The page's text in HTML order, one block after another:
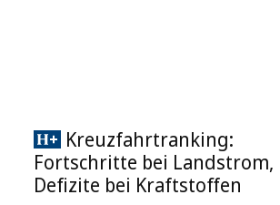
Kreuzfahrtranking:
Fortschritte bei Landstrom,
Defizite bei Kraftstoffen